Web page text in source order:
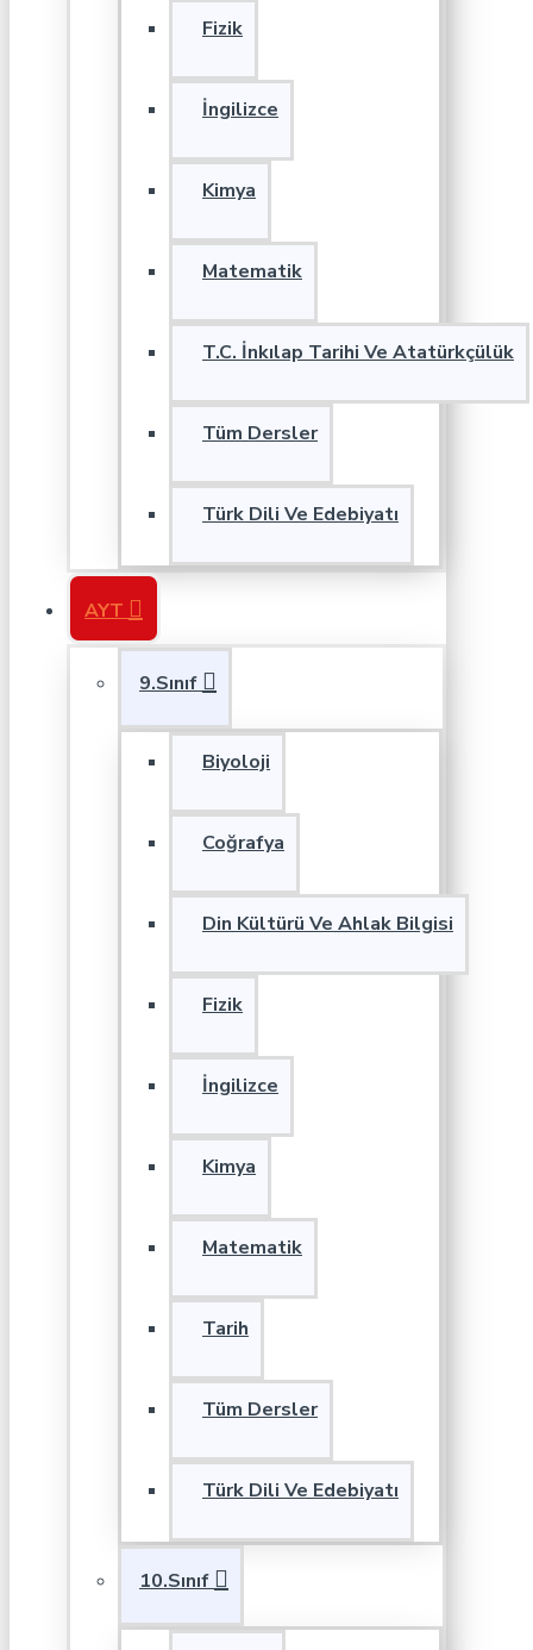
Fizik
İngilizce
Kimya
Matematik
T.C. İnkılap Tarihi Ve Atatürkçülük
Tüm Dersler
Türk Dili Ve Edebiyatı
AYT
9.Sınıf
Biyoloji
Coğrafya
Din Kültürü Ve Ahlak Bilgisi
Fizik
İngilizce
Kimya
Matematik
Tarih
Tüm Dersler
Türk Dili Ve Edebiyatı
10.Sınıf